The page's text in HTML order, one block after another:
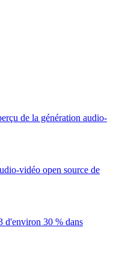
de la génération audio-
vidéo open source de
d'environ 30 % dans